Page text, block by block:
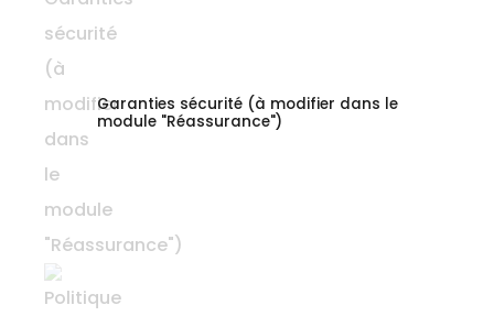
Garanties sécurité (à modifier dans le
module "Réassurance")